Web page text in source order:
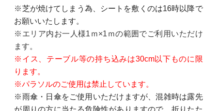
※芝が焼けてしまう為、シートを敷くのは16時以降で
お願いいたします。
※エリア内お一人様1ｍ×1ｍの範囲でご利用いただけ
ます。
※イス、テーブル等の持ち込みは30cm以下ものに限
ります。
※パラソルのご使用は禁止しています。
※雨傘・日傘をご使用いただけますが、混雑時は露先
が周りの方に当たる危険性がありますので、折りたた